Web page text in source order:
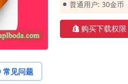
普通用户: 30金币
购买下载权限
常见问题